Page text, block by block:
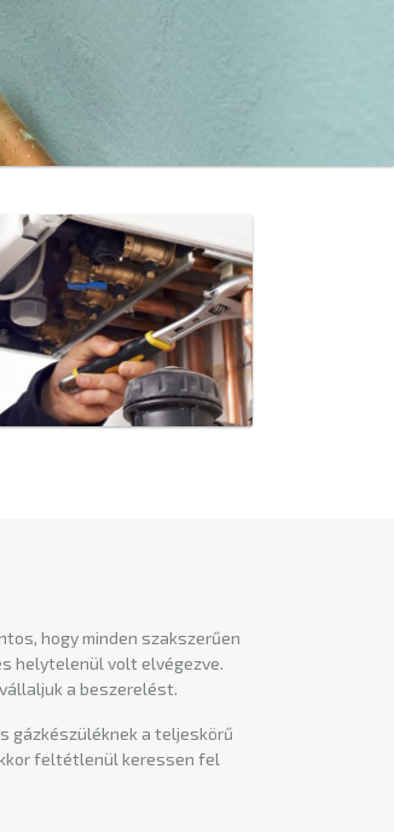
hogy minden szakszerűen
helytelenül volt elvégezve.
a beszerelést.
gázkészüléknek a teljeskörű
feltétlenül keressen fel